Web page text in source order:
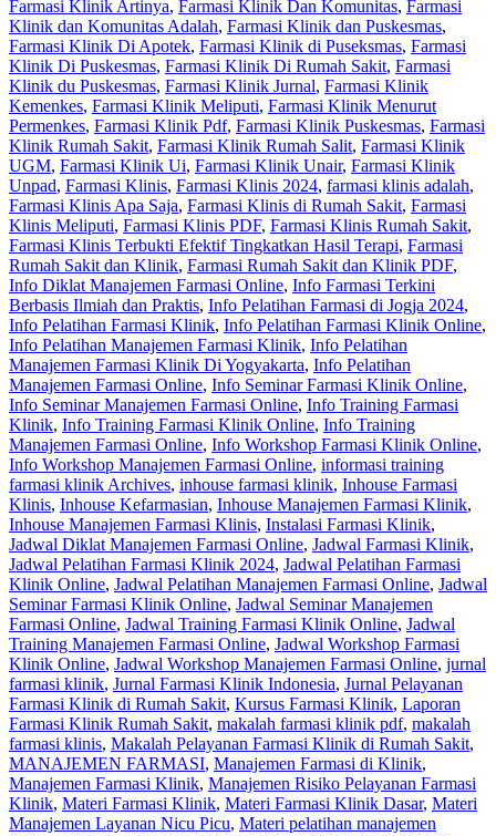
Farmasi Klinik Artinya, Farmasi Klinik Dan Komunitas, Farmasi
Klinik dan Komunitas Adalah, Farmasi Klinik dan Puskesmas,
Farmasi Klinik Di Apotek, Farmasi Klinik di Puseksmas, Farmasi
Klinik Di Puskesmas, Farmasi Klinik Di Rumah Sakit, Farmasi
Klinik du Puskesmas, Farmasi Klinik Jurnal, Farmasi Klinik
Kemenkes, Farmasi Klinik Meliputi, Farmasi Klinik Menurut
Permenkes, Farmasi Klinik Pdf, Farmasi Klinik Puskesmas, Farmasi
Klinik Rumah Sakit, Farmasi Klinik Rumah Salit, Farmasi Klinik
UGM, Farmasi Klinik Ui, Farmasi Klinik Unair, Farmasi Klinik
Unpad, Farmasi Klinis, Farmasi Klinis 2024, farmasi klinis adalah,
Farmasi Klinis Apa Saja, Farmasi Klinis di Rumah Sakit, Farmasi
Klinis Meliputi, Farmasi Klinis PDF, Farmasi Klinis Rumah Sakit,
Farmasi Klinis Terbukti Efektif Tingkatkan Hasil Terapi, Farmasi
Rumah Sakit dan Klinik, Farmasi Rumah Sakit dan Klinik PDF,
Info Diklat Manajemen Farmasi Online, Info Farmasi Terkini
Berbasis Ilmiah dan Praktis, Info Pelatihan Farmasi di Jogja 2024,
Info Pelatihan Farmasi Klinik, Info Pelatihan Farmasi Klinik Online,
Info Pelatihan Manajemen Farmasi Klinik, Info Pelatihan
Manajemen Farmasi Klinik Di Yogyakarta, Info Pelatihan
Manajemen Farmasi Online, Info Seminar Farmasi Klinik Online,
Info Seminar Manajemen Farmasi Online, Info Training Farmasi
Klinik, Info Training Farmasi Klinik Online, Info Training
Manajemen Farmasi Online, Info Workshop Farmasi Klinik Online,
Info Workshop Manajemen Farmasi Online, informasi training
farmasi klinik Archives, inhouse farmasi klinik, Inhouse Farmasi
Klinis, Inhouse Kefarmasian, Inhouse Manajemen Farmasi Klinik,
Inhouse Manajemen Farmasi Klinis, Instalasi Farmasi Klinik,
Jadwal Diklat Manajemen Farmasi Online, Jadwal Farmasi Klinik,
Jadwal Pelatihan Farmasi Klinik 2024, Jadwal Pelatihan Farmasi
Klinik Online, Jadwal Pelatihan Manajemen Farmasi Online, Jadwal
Seminar Farmasi Klinik Online, Jadwal Seminar Manajemen
Farmasi Online, Jadwal Training Farmasi Klinik Online, Jadwal
Training Manajemen Farmasi Online, Jadwal Workshop Farmasi
Klinik Online, Jadwal Workshop Manajemen Farmasi Online, jurnal
farmasi klinik, Jurnal Farmasi Klinik Indonesia, Jurnal Pelayanan
Farmasi Klinik di Rumah Sakit, Kursus Farmasi Klinik, Laporan
Farmasi Klinik Rumah Sakit, makalah farmasi klinik pdf, makalah
farmasi klinis, Makalah Pelayanan Farmasi Klinik di Rumah Sakit,
MANAJEMEN FARMASI, Manajemen Farmasi di Klinik,
Manajemen Farmasi Klinik, Manajemen Risiko Pelayanan Farmasi
Klinik, Materi Farmasi Klinik, Materi Farmasi Klinik Dasar, Materi
Manajemen Layanan Nicu Picu, Materi pelatihan manajemen